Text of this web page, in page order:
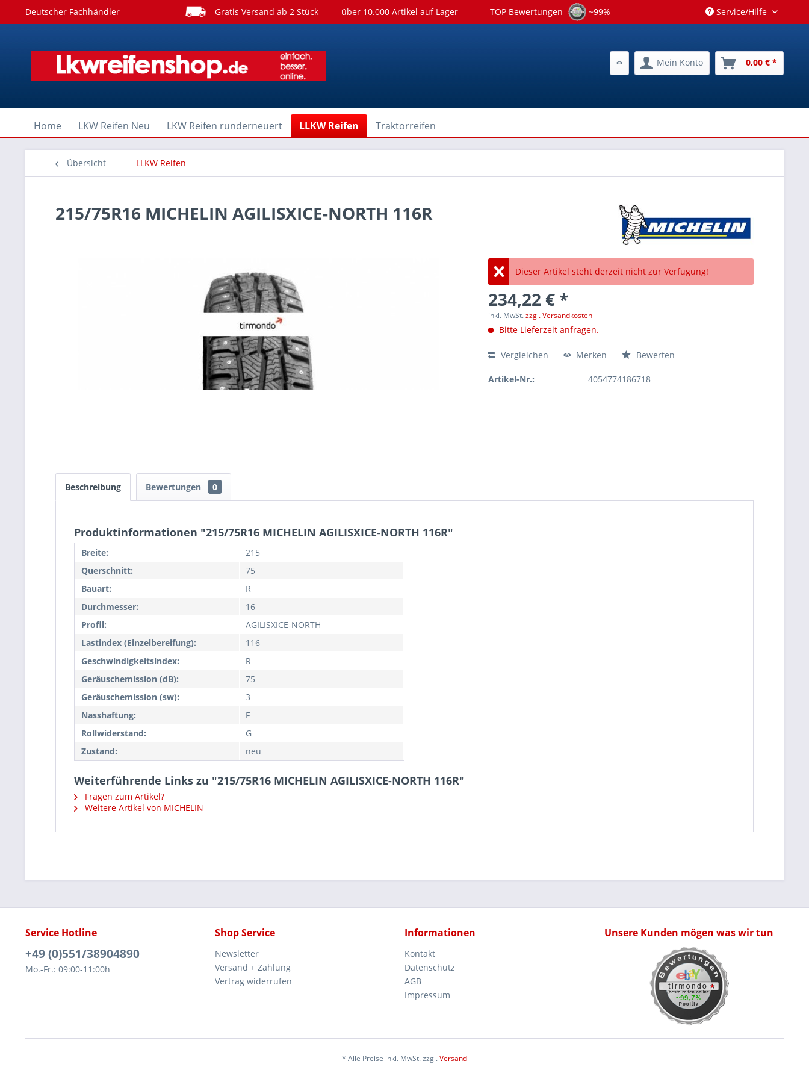
Deutscher Fachhändler Gratis Versand ab 2 Stück über 10.000 Artikel auf Lager TOP Bewertungen ~99% Service/Hilfe
Mein Konto 0,00 € *
Home LKW Reifen Neu LKW Reifen runderneuert LLKW Reifen Traktorreifen
Übersicht LLKW Reifen
215/75R16 MICHELIN AGILISXICE-NORTH 116R
Dieser Artikel steht derzeit nicht zur Verfügung!
234,22 € *
inkl. MwSt.zzgl. Versandkosten
Bitte Lieferzeit anfragen.
Vergleichen Merken Bewerten
Artikel-Nr.: 4054774186718
Beschreibung Bewertungen 0
Produktinformationen "215/75R16 MICHELIN AGILISXICE-NORTH 116R"
Breite:
215
Querschnitt:
75
Bauart:
R
Durchmesser:
16
Profil:
AGILISXICE-NORTH
Lastindex (Einzelbereifung):
116
Geschwindigkeitsindex:
R
Geräuschemission (dB):
75
Geräuschemission (sw):
3
Nasshaftung:
F
Rollwiderstand:
G
Zustand:
neu
Weiterführende Links zu "215/75R16 MICHELIN AGILISXICE-NORTH 116R"
Fragen zum Artikel?
Weitere Artikel von MICHELIN
Service Hotline
+49 (0)551/38904890
Mo.-Fr.: 09:00-11:00h
Shop Service
Newsletter
Versand + Zahlung
Vertrag widerrufen
Informationen
Kontakt
Datenschutz
AGB
Impressum
Unsere Kunden mögen was wir tun
* Alle Preise inkl. MwSt. zzgl.Versand